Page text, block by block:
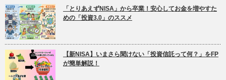
「とりあえずNISA」から卒業！安心してお金を増やすた
めの「投資3.0」のススメ
【新NISA】いまさら聞けない「投資信託って何？」をFP
が簡単解説！